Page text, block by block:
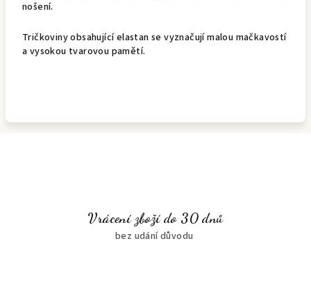
Vrácení zboží do 30 dnů
bez udání důvodu
nošení.
Tričkoviny obsahující elastan se vyznačují malou mačkavostí
a vysokou tvarovou pamětí.